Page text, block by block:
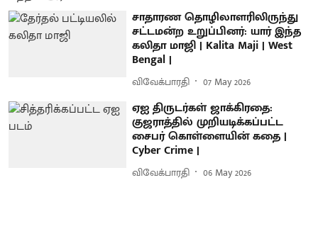
சாதாரண தொழிலாளரிலிருந்து
சட்டமன்ற உறுப்பினர்: யார் இந்த
கலிதா மாஜி | Kalita Maji | West
Bengal |
விவேக்பாரதி 07 May 2026
ஏஐ திருடர்கள் ஜாக்கிரதை:
குஜராத்தில் முறியடிக்கப்பட்ட
சைபர் கொள்ளையின் கதை |
Cyber Crime |
விவேக்பாரதி 06 May 2026